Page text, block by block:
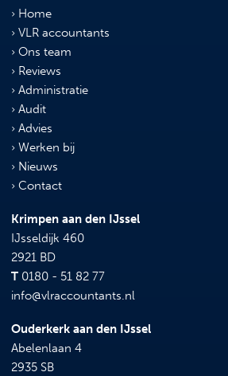
Home
VLR accountants
Ons team
Reviews
Administratie
Audit
Advies
Werken bij
Nieuws
Contact
Krimpen aan den IJssel
IJsseldijk 460
2921 BD
T0180 - 51 82 77
info@vlraccountants.nl
Ouderkerk aan den IJssel
Abelenlaan 4
2935 SB